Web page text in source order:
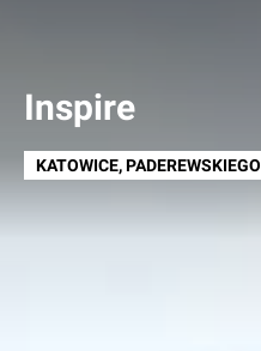
Inspire
KATOWICE, PADEREWSKIEGO